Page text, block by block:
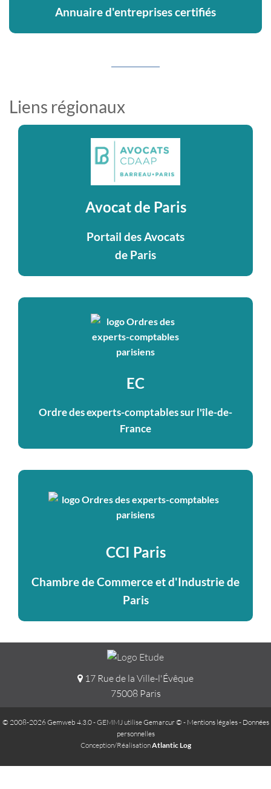
Annuaire d'entreprises certifiés
Liens régionaux
Avocat de Paris
Portail des Avocats
de Paris
EC
Ordre des experts-comptables sur l'île-de-
France
CCI Paris
Chambre de Commerce et d'Industrie de
Paris
17 Rue de la Ville-l'Évêque
75008 Paris
© 2008-2026 Gemweb 4.3.0- GEMMJ utiliseGemarcur © - Mentions légales- Données
personnelles
Conception/RéalisationAtlantic Log